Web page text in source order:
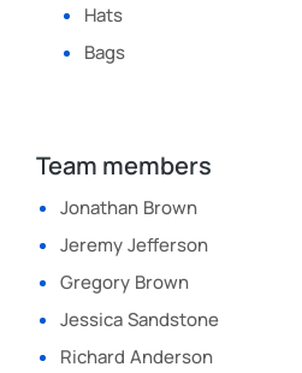
Hats
Bags
Team members
Jonathan Brown
Jeremy Jefferson
Gregory Brown
Jessica Sandstone
Richard Anderson